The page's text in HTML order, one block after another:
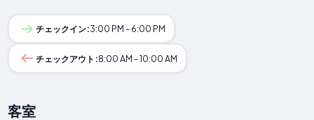
チェックイン:3:00 PM - 6:00 PM
チェックアウト:8:00 AM - 10:00 AM
客室